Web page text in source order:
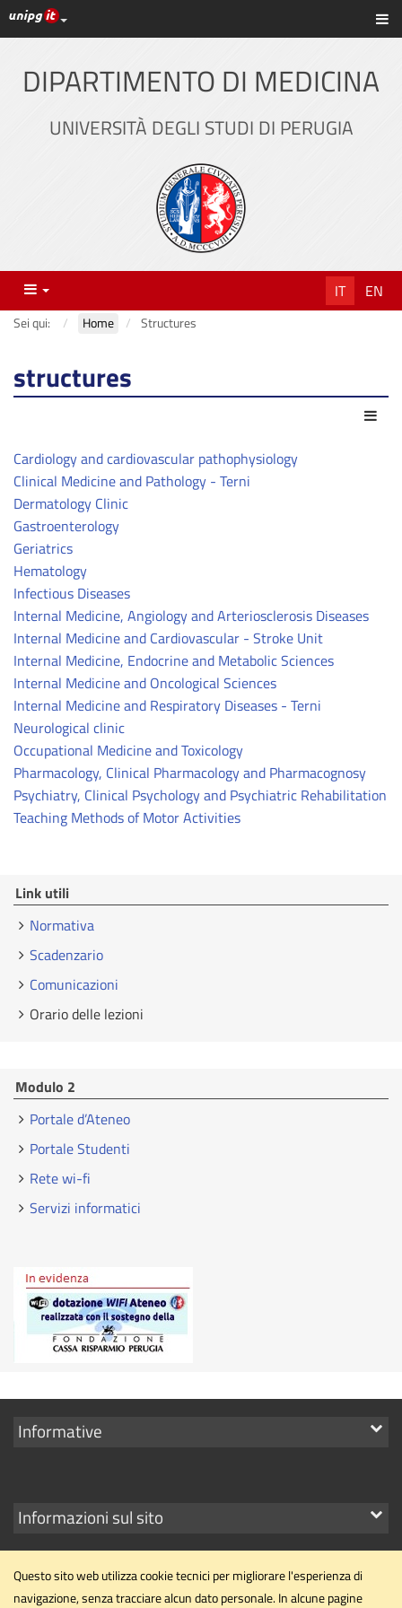
Vai
al
principale
Link ai principali servizi web di Ateneo
DIPARTIMENTO DI MEDICINA
UNIVERSITÀ DEGLI STUDI DI PERUGIA
Menu IT EN
Sei qui: Home Structures
structures
Cardiology and cardiovascular pathophysiology
Clinical Medicine and Pathology - Terni
Dermatology Clinic
Gastroenterology
Geriatrics
Hematology
Infectious Diseases
Internal Medicine, Angiology and Arteriosclerosis Diseases
Internal Medicine and Cardiovascular - Stroke Unit
Internal Medicine, Endocrine and Metabolic Sciences
Internal Medicine and Oncological Sciences
Internal Medicine and Respiratory Diseases - Terni
Neurological clinic
Occupational Medicine and Toxicology
Pharmacology, Clinical Pharmacology and Pharmacognosy
Psychiatry, Clinical Psychology and Psychiatric Rehabilitation
Teaching Methods of Motor Activities
Link utili
Normativa
Scadenzario
Comunicazioni
Orario delle lezioni
Modulo 2
Portale d’Ateneo
Portale Studenti
Rete wi-fi
Servizi informatici
Mostra
Informative
Mostra
link
Informazioni sul sito
Questo sito web utilizza cookie tecnici per migliorare l'esperienza di
navigazione, senza tracciare alcun dato personale. In alcune pagine